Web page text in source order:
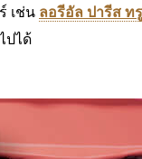
เช่น ลอรีอัล ปารีส ท
ปได้